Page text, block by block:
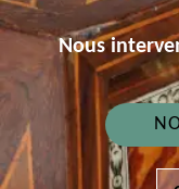
Nous